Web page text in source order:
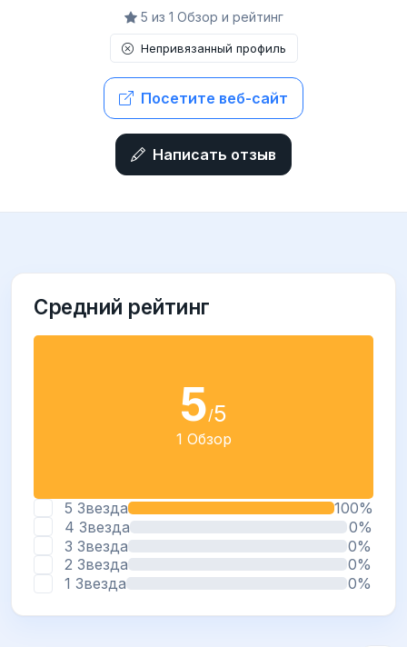
5 из 1 Обзор и рейтинг
Непривязанный профиль
Посетите веб-сайт
Написать отзыв
Средний рейтинг
5/5
1 Обзор
5 Звезда
100%
4 Звезда
0%
3 Звезда
0%
2 Звезда
0%
1 Звезда
0%